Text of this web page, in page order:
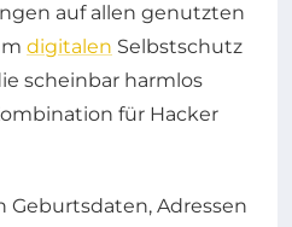
auf allen genutzten
digitalen Selbstschutz
scheinbar harmlos
für Hacker
Geburtsdaten, Adressen